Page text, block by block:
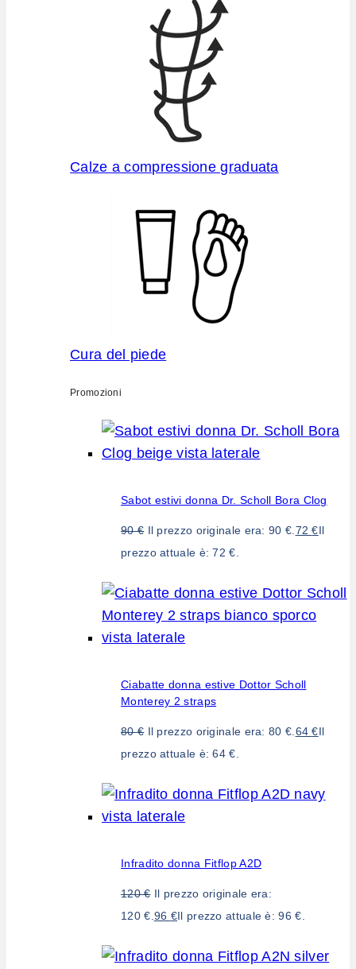
Calze a compressione graduata
Cura del piede
Promozioni
Sabot estivi donna Dr. Scholl Bora Clog
90€ Il prezzo originale era: 90 €. 72€Il
prezzo attuale è: 72 €.
Ciabatte donna estive Dottor Scholl
Monterey 2 straps
80€ Il prezzo originale era: 80 €. 64€Il
prezzo attuale è: 64 €.
Infradito donna Fitflop A2D
120€ Il prezzo originale era:
120 €. 96 €Il prezzo attuale è: 96 €.